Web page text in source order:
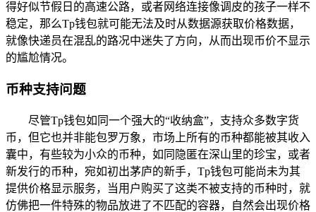
得好似节假日的高速公路，或者网络连接像调皮的孩子一样不
稳定，那么Tp钱包就可能无法及时从数据源获取价格数据，
就像快递员在混乱的路况中迷失了方向，从而出现币价不显示
的尴尬情况。
币种支持问题
尽管Tp钱包如同一个强大的“收纳盒”，支持众多数字货
币，但它也并非能包罗万象，市场上所有的币种都能被其收入
囊中，有些较为小众的币种，如同隐匿在深山里的珍宝，或者
新发行的币种，宛如初出茅庐的新手，Tp钱包可能尚未为其
提供价格显示服务，当用户购买了这类不被支持的币种时，就
仿佛把一件特殊的物品放进了不匹配的容器，自然会出现价格